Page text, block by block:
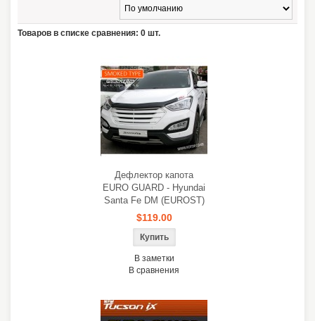
Товаров в списке сравнения: 0 шт.
Дефлектор капота
EURO GUARD - Hyundai
Santa Fe DM (EUROST)
$119.00
В заметки
В сравнения